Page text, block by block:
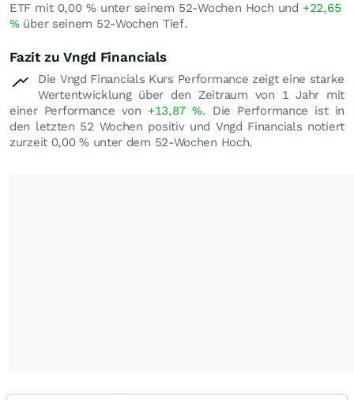
ETF mit 0,00 %unter seinem 52-Wochen Hoch und +22,65
%über seinem 52-Wochen Tief.
Fazit zu Vngd Financials
Die Vngd Financials Kurs Performance zeigt eine starke
Wertentwicklung über den Zeitraum von 1 Jahr mit
einer Performance von +13,87%. Die Performance ist in
den letzten 52 Wochen positiv und Vngd Financials notiert
zurzeit 0,00%unter dem 52-Wochen Hoch.